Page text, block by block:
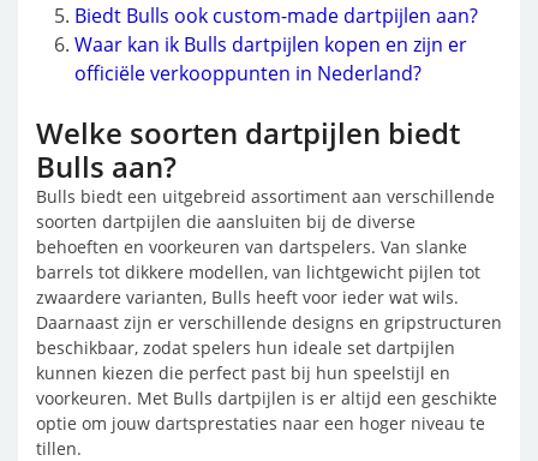
Biedt Bulls ook custom-made dartpijlen aan?
Waar kan ik Bulls dartpijlen kopen en zijn er
officiële verkooppunten in Nederland?
Welke soorten dartpijlen biedt
Bulls aan?
Bulls biedt een uitgebreid assortiment aan verschillende
soorten dartpijlen die aansluiten bij de diverse
behoeften en voorkeuren van dartspelers. Van slanke
barrels tot dikkere modellen, van lichtgewicht pijlen tot
zwaardere varianten, Bulls heeft voor ieder wat wils.
Daarnaast zijn er verschillende designs en gripstructuren
beschikbaar, zodat spelers hun ideale set dartpijlen
kunnen kiezen die perfect past bij hun speelstijl en
voorkeuren. Met Bulls dartpijlen is er altijd een geschikte
optie om jouw dartsprestaties naar een hoger niveau te
tillen.